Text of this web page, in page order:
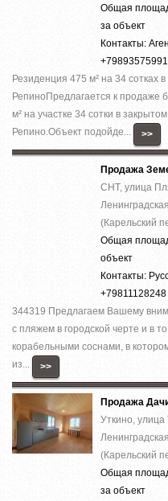
Общая
за объект
Контакты:
Резиденция 475 м² на 34 сотках
РепиноПредлагается к
м² на участке 34 сотки в
Репино.Объект подойде...
>>
Продажа
СНТ, улица
(Карельский
Общая
объект
Контакты:
344319 Предлагаем Вашему
с пляжем в городской черте и в
корабельными соснами, в
из...
>>
Продажа
Уткино, улица
(Карельский
Общая
за объект